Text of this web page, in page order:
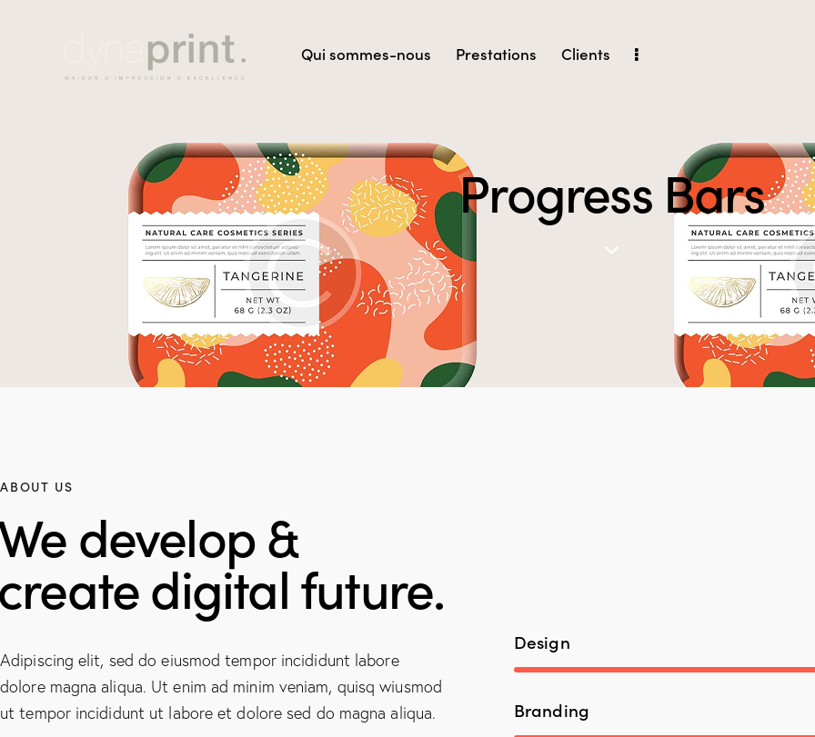
Qui sommes-nous Prestations Clients
Progress Bars
ABOUT US
develop &
digital future.
Adipiscing elit, sed do eiusmod tempor incididunt labore
dolore magna aliqua. Ut enim ad minim veniam, quisq wiusmod
ut tempor incididunt ut labore et dolore sed do magna aliqua.
Design
Branding